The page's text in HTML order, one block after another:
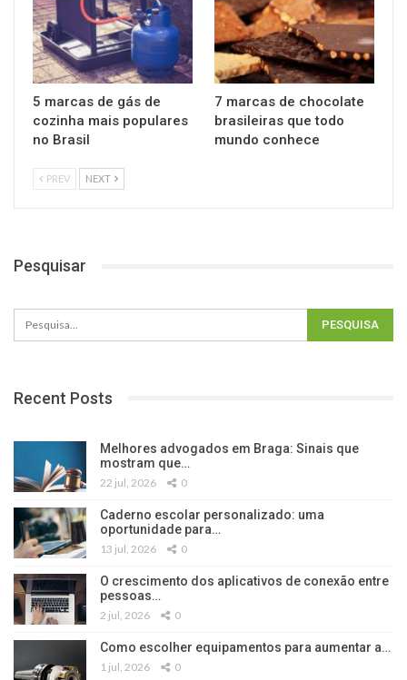
5 marcas de gás de
cozinha mais populares
no Brasil
7 marcas de chocolate
brasileiras que todo
mundo conhece
PREV NEXT
Pesquisar
Recent Posts
Melhores advogados em Braga: Sinais que
mostram que…
22 jul, 2026 0
Caderno escolar personalizado: uma
oportunidade para…
13 jul, 2026 0
O crescimento dos aplicativos de conexão entre
pessoas…
2 jul, 2026 0
Como escolher equipamentos para aumentar a…
1 jul, 2026 0